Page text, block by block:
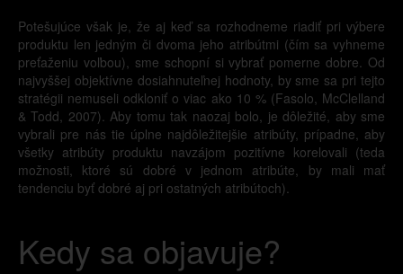
Potešujúce však je, že aj keď sa rozhodneme riadiť pri výbere
produktu len jedným či dvoma jeho atribútmi (čím sa vyhneme
preťaženiu voľbou), sme schopní si vybrať pomerne dobre. Od
najvyššej objektívne dosiahnuteľnej hodnoty, by sme sa pri tejto
stratégii nemuseli odkloniť o viac ako 10 % (Fasolo, McClelland
& Todd, 2007). Aby tomu tak naozaj bolo, je dôležité, aby sme
vybrali pre nás tie úplne najdôležitejšie atribúty, prípadne, aby
všetky atribúty produktu navzájom pozitívne korelovali (teda
možnosti, ktoré sú dobré v jednom atribúte, by mali mať
tendenciu byť dobré aj pri ostatných atribútoch).
Kedy sa objavuje?